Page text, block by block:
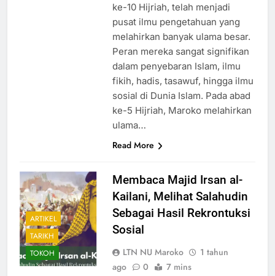
ke-10 Hijriah, telah menjadi
pusat ilmu pengetahuan yang
melahirkan banyak ulama besar.
Peran mereka sangat signifikan
dalam penyebaran Islam, ilmu
fikih, hadis, tasawuf, hingga ilmu
sosial di Dunia Islam. Pada abad
ke-5 Hijriah, Maroko melahirkan
ulama…
Read More
ARTIKEL
TARIKH
TOKOH
Membaca Majid Irsan al-
Kailani, Melihat Salahudin
Sebagai Hasil Rekrontuksi
Sosial
LTN NU Maroko
1 tahun
ago
0 7 mins